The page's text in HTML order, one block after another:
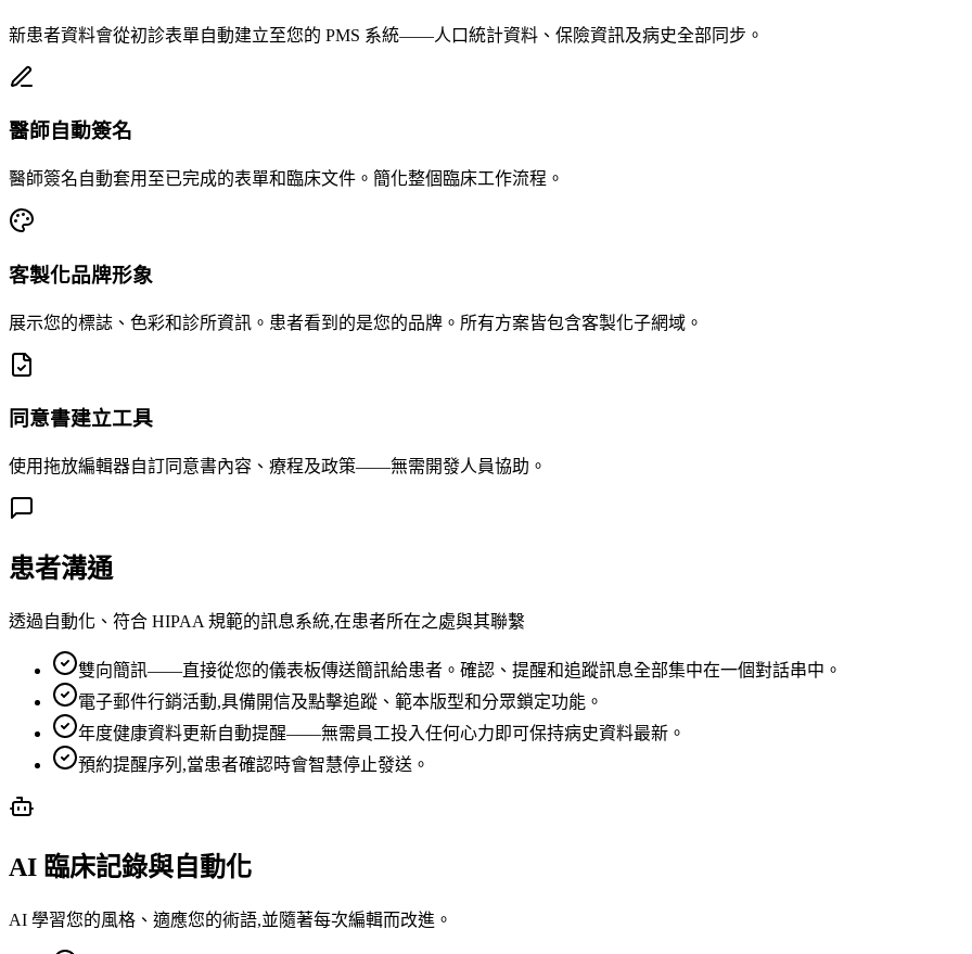
新患者資料會從初診表單自動建立至您的 PMS 系統——人口統計資料、保險資訊及病史全部同步。
醫師自動簽名
醫師簽名自動套用至已完成的表單和臨床文件。簡化整個臨床工作流程。
客製化品牌形象
展示您的標誌、色彩和診所資訊。患者看到的是您的品牌。所有方案皆包含客製化子網域。
同意書建立工具
使用拖放編輯器自訂同意書內容、療程及政策——無需開發人員協助。
患者溝通
透過自動化、符合 HIPAA 規範的訊息系統,在患者所在之處與其聯繫
雙向簡訊——直接從您的儀表板傳送簡訊給患者。確認、提醒和追蹤訊息全部集中在一個對話串中。
電子郵件行銷活動,具備開信及點擊追蹤、範本版型和分眾鎖定功能。
年度健康資料更新自動提醒——無需員工投入任何心力即可保持病史資料最新。
預約提醒序列,當患者確認時會智慧停止發送。
AI 臨床記錄與自動化
AI 學習您的風格、適應您的術語,並隨著每次編輯而改進。